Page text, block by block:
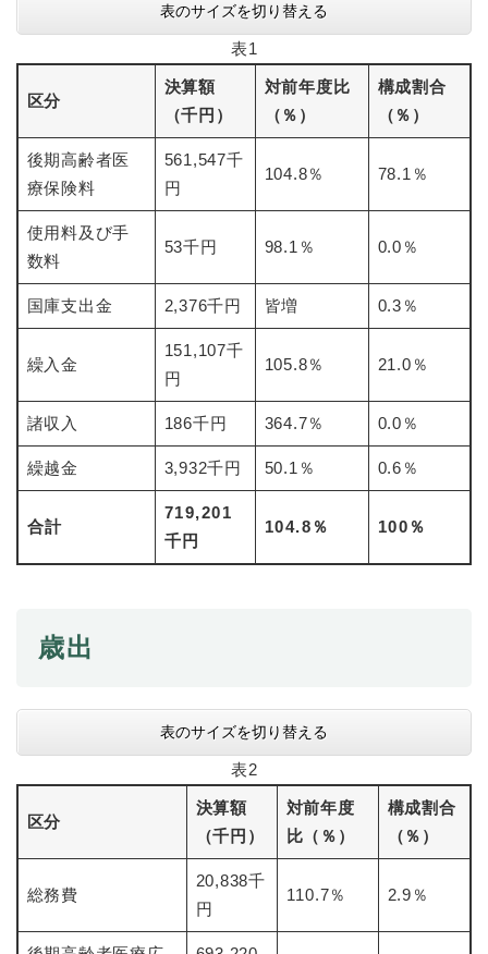
防
災
・
全
ュ
ひ
く
子育て・教育
子
育
・
メ
ュ
ひ
ら
く
健
康
医
療
・
祉
の
メ
ニ
ュ
ー
ひ
スポーツ・文化
ポ
ツ
文
の
メ
ニ
を
まちづくり・環境
ま
り
境
ら
く
しごと・産業
し
ご
と
・
ら
市
政
情
を
表のサイズを切り替える
表1
区分
決算額
（千円）
対前年度比
（％）
構成割合
（％）
後期高齢者医
療保険料
561,547千
円
104.8％ 78.1％
使用料及び手
数料
53千円 98.1％ 0.0％
国庫支出金 2,376千円 皆増 0.3％
繰入金
151,107千
円
105.8％ 21.0％
諸収入 186千円 364.7％ 0.0％
繰越金 3,932千円 50.1％ 0.6％
合計
719,201
千円
104.8％ 100％
歳出
表のサイズを切り替える
表2
区分
決算額
（千円）
対前年度
比（％）
構成割合
（％）
総務費
20,838千
円
110.7％ 2.9％